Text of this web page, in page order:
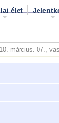
élet
március. 07.,